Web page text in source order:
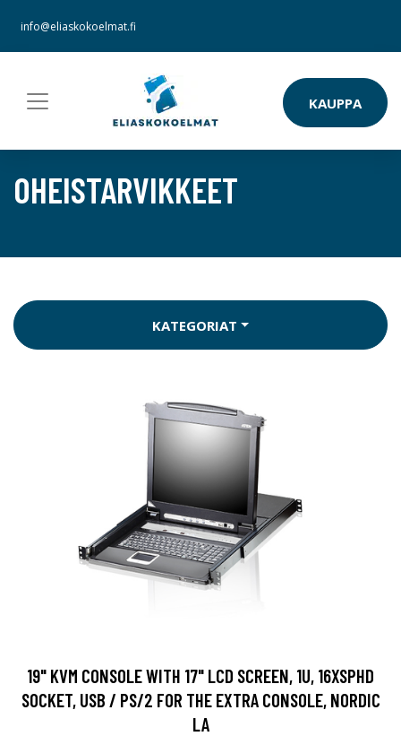
info@eliaskokoelmat.fi
KAUPPA
OHEISTARVIKKEET
KATEGORIAT
19" KVM CONSOLE WITH 17" LCD SCREEN, 1U, 16XSPHD
SOCKET, USB / PS/2 FOR THE EXTRA CONSOLE, NORDIC
LA